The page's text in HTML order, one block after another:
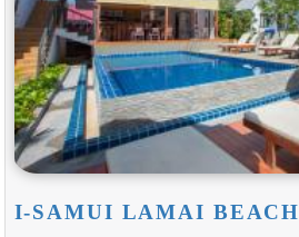
I-SAMUI LAMAI BEACH